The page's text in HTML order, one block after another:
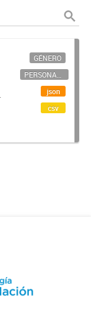
GÉNERO
PERSONAL CIENTÍFICO-TECNOLÓGICO
json
csv